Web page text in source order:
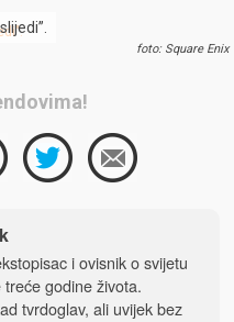
foto: Square Enix
i ovisnik o svijetu
godine života.
tvrdoglav, ali uvijek bez